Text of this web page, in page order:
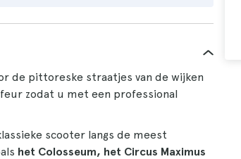
de pittoreske straatjes van de wijken
zodat u met een professional
scooter langs de meest
het Colosseum, het Circus Maximus